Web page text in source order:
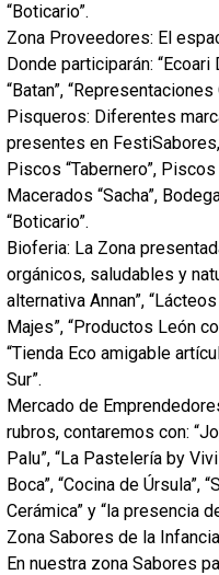
“Boticario”.
Zona Proveedores: El
Donde participarán: “Ecoari
“Batan”,
Pisqueros: Diferentes
presentes en
Piscos “Tabernero”,
Macerados “Sacha”,
“Boticario”.
Bioferia: La Zona
orgánicos, saludables y
alternativa Annan”,
Majes”, “Productos León
“Tienda Eco amigable
Sur”.
Mercado de
rubros, contaremos con:
Palu”, “La Pastelería by
Boca”, “Cocina de Úrsula”,
Cerámica” y “la presencia
Zona Sabores de la
En nuestra zona Sabores